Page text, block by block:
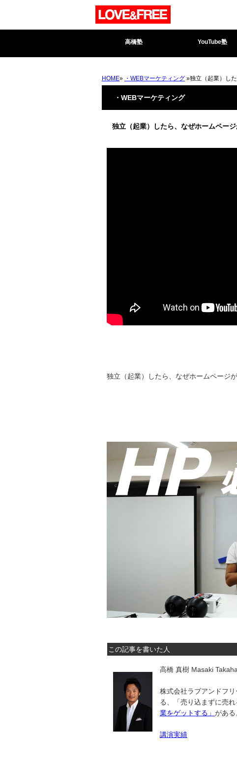
高橋塾 YouTube塾
HOME» ・WEBマーケティング »独立（起業）し
・WEBマーケティング
独立（起業）したら、なぜホームペー
独立（起業）したら、なぜホームページ
この記事を書いた人
高橋 真樹 Masaki
株式会社ラブアンドフ
る、「売り込まずに売
業をゲットする」 がある
講演実績